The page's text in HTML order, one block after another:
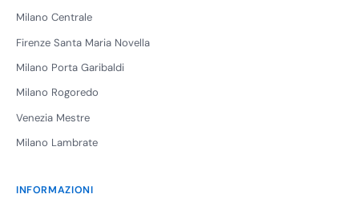
Milano Centrale
Firenze Santa Maria Novella
Milano Porta Garibaldi
Milano Rogoredo
Venezia Mestre
Milano Lambrate
INFORMAZIONI